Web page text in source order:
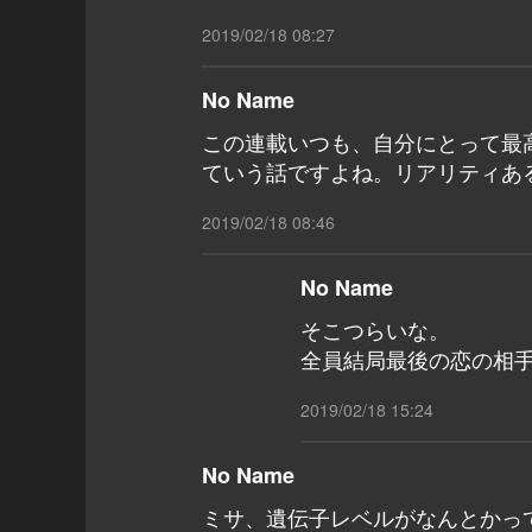
2019/02/18 08:27
No Name
この連載いつも、自分にとって
ていう話ですよね。リアリティ
2019/02/18 08:46
No Name
そこつらいな。
全員結局最後の恋の相
2019/02/18 15:24
No Name
ミサ、遺伝子レベルがなんとか